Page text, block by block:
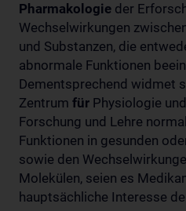
Pharmakologie der
Wechselwirkungen
und Substanzen, die
abnormale Funktionen
Dementsprechend widmet
Zentrum für Physiologie und
Forschung und Lehre
Funktionen in gesunden
sowie den
Molekülen, seien es
hauptsächliche Interesse